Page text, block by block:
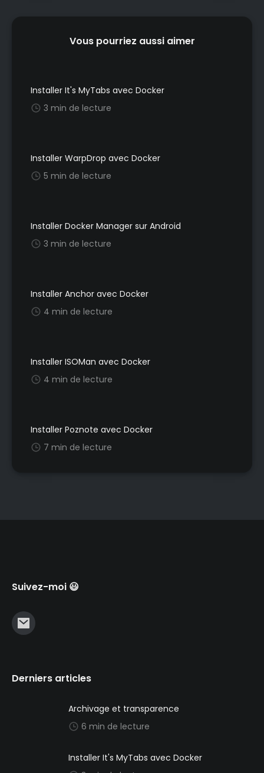
Vous pourriez aussi aimer
Installer It's MyTabs avec Docker
3 min de lecture
Installer WarpDrop avec Docker
5 min de lecture
Installer Docker Manager sur Android
3 min de lecture
Installer Anchor avec Docker
4 min de lecture
Installer ISOMan avec Docker
4 min de lecture
Installer Poznote avec Docker
7 min de lecture
Suivez-moi 😃
Derniers articles
Archivage et transparence
6 min de lecture
Installer It's MyTabs avec Docker